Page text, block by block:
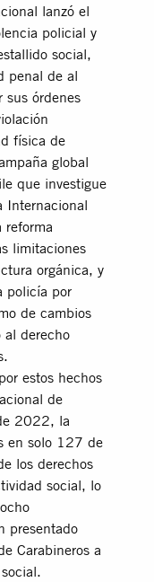
lanzó el
policial y
social,
penal de al
sus órdenes
física de
global
que investigue
Internacional
reforma
limitaciones
orgánica, y
policía por
de cambios
al derecho
estos hechos
de
2022, la
en solo 127 de
los derechos
social, lo
presentado
Carabineros a